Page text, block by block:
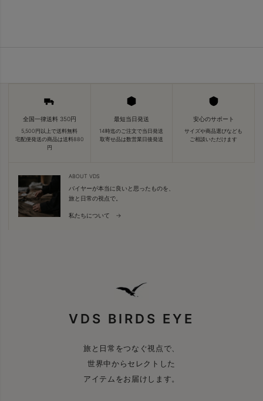
全国一律送料 350円
5,500円以上で送料無料
宅配便発送の商品は送料880
円
最短当日発送
14時迄のご注文で当日発送
取寄せ品は数営業日後発送
安心のサポート
サイズや商品選びなども
ご相談いただけます
ABOUT VDS
バイヤーが本当に良いと思ったものを、
旅と日常の視点で。
私たちについて →
VDS BIRDS EYE
旅と日常をつなぐ視点で、
世界中からセレクトした
アイテムをお届けします。